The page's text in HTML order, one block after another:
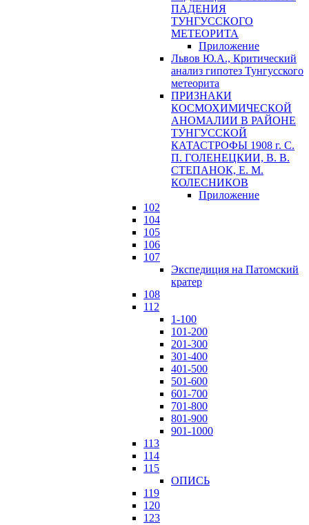
ПАДЕНИЯ
ТУНГУССКОГО
MЕТЕОРИТА
Приложение
Львов Ю.A., Критический
анализ гипотез Тунгусского
метеорита
ПРИЗНАКИ
КОСМОХИМИЧЕСКОЙ
АНОМАЛИИ В РАЙОНЕ
ТУНГУССКОЙ
КАТАСТРОФЫ 1908 г. С.
П. ГОЛЕНЕЦКИИ, В. В.
СТЕПАНОК, Е. М.
КОЛЕСНИКОВ
Приложение
102
104
105
106
107
Экспедиция на Патомский
кратер
108
112
1-100
101-200
201-300
301-400
401-500
501-600
601-700
701-800
801-900
901-1000
113
114
115
ОПИСЬ
119
120
123